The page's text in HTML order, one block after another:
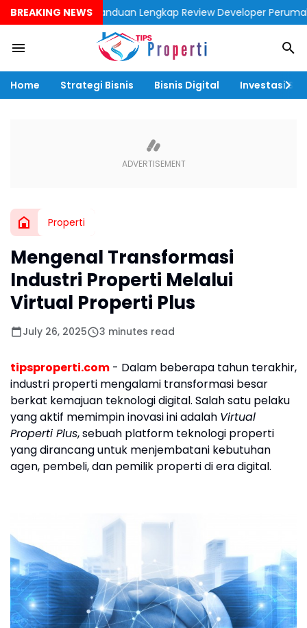
BREAKING NEWS
“Panduan Lengkap Review Developer Perumahan
Home Strategi Bisnis Bisnis Digital Investasi &
Properti
Mengenal Transformasi
Industri Properti Melalui
Virtual Properti Plus
July 26, 2025 3 minutes read
tipsproperti.com - Dalam beberapa tahun terakhir,
industri properti mengalami transformasi besar
berkat kemajuan teknologi digital. Salah satu pelaku
yang aktif memimpin inovasi ini adalah Virtual
Properti Plus, sebuah platform teknologi properti
yang dirancang untuk menjembatani kebutuhan
agen, pembeli, dan pemilik properti di era digital.